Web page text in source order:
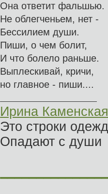
Она ответит фальшью.
Не облегченьем, нет -
Бессилием души.
Пиши, о чем болит,
И что болело раньше.
Выплескивай, кричи,
но главное - пиши....
Ирина Каменская
Это строки
Опадают с души